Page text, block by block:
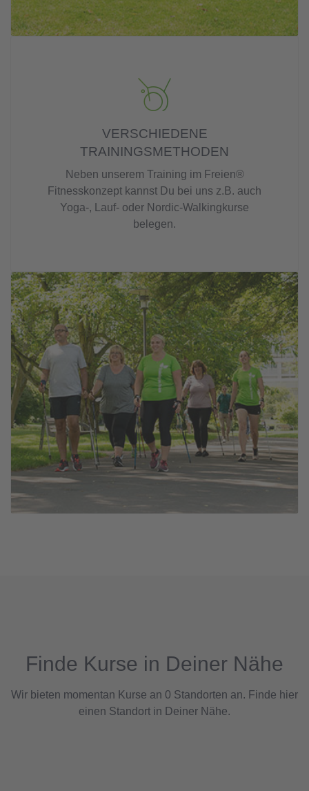
VERSCHIEDENE
TRAININGSMETHODEN
Neben unserem Training im Freien®
Fitnesskonzept kannst Du bei uns z.B. auch
Yoga-, Lauf- oder Nordic-Walkingkurse
belegen.
Finde Kurse in Deiner Nähe
Wir bieten momentan Kurse an 0 Standorten an. Finde hier
einen Standort in Deiner Nähe.